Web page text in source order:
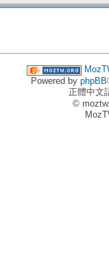
Powered by phpBB
正體中文
©